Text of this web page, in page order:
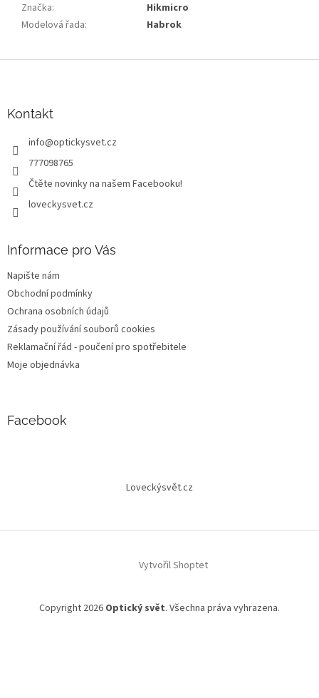
Značka:
Hikmicro
Modelová řada: Habrok
Kontakt
info@optickysvet.cz
777098765
Čtěte novinky na našem Facebooku!
loveckysvet.cz
Informace pro Vás
Napište nám
Obchodní podmínky
Ochrana osobních údajů
Zásady používání souborů cookies
Reklamační řád - poučení pro spotřebitele
Moje objednávka
Facebook
Loveckýsvět.cz
Vytvořil Shoptet
Copyright 2026 Optický svět. Všechna práva vyhrazena.